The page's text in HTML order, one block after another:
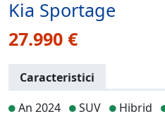
Kia Sportage
27.990 €
Caracteristici
An 2024
SUV Hibrid